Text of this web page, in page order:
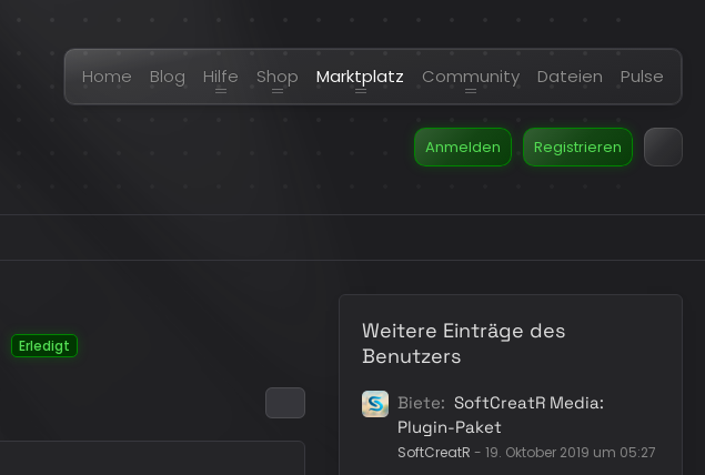
Home Blog Hilfe Shop Marktplatz Community Dateien Pulse
Anmelden Registrieren
Erledigt
Weitere Einträge des
Benutzers
Biete
SoftCreatR Media:
Plugin-Paket
SoftCreatR - 19. Oktober 2019 um 05:27